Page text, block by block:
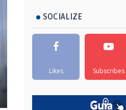
SOCIALIZE
Likes Subscribes